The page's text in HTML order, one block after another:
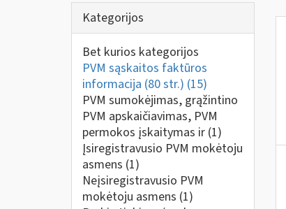
Kategorijos
Bet kurios kategorijos
PVM sąskaitos faktūros
informacija (80 str.) (15)
PVM sumokėjimas, grąžintino
PVM apskaičiavimas, PVM
permokos įskaitymas ir (1)
Įsiregistravusio PVM mokėtoju
asmens (1)
Neįsiregistravusio PVM
mokėtoju asmens (1)